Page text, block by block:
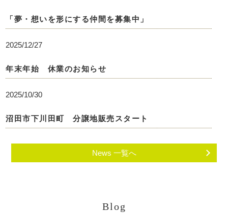
「夢・想いを形にする仲間を募集中」
2025/12/27
年末年始 休業のお知らせ
2025/10/30
沼田市下川田町 分譲地販売スタート
News 一覧へ
Blog